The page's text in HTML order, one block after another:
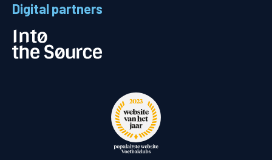
Digital partners